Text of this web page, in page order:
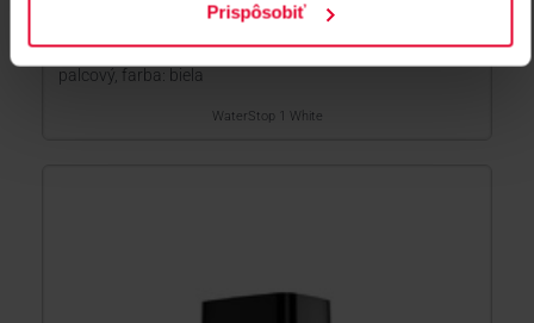
Prispôsobiť
hlavný uzáver vody
palcový, farba: biela
WaterStop 1 White